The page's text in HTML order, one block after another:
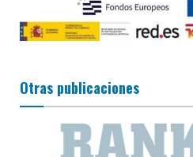
Otras publicaciones